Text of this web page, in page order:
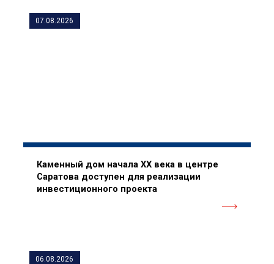
07.08.2026
Каменный дом начала XX века в центре
Саратова доступен для реализации
инвестиционного проекта
06.08.2026